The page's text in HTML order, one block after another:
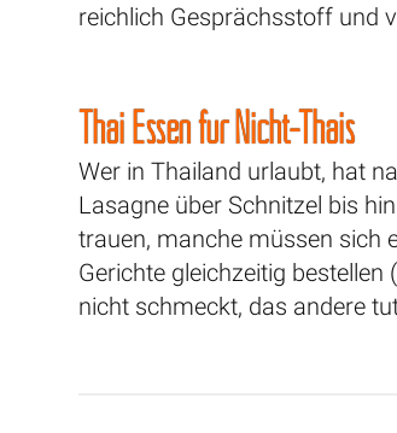
reichlich Gesprächsstoff und
Thai Essen für Nicht-Thais
Wer in Thailand urlaubt, hat
Lasagne über Schnitzel bis
trauen, manche müssen sich
Gerichte gleichzeitig
nicht schmeckt, das andere